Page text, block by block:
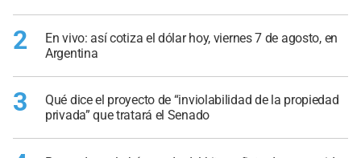
2
En vivo: así cotiza el dólar hoy, viernes 7 de agosto, en
Argentina
3
Qué dice el proyecto de “inviolabilidad de la propiedad
privada” que tratará el Senado